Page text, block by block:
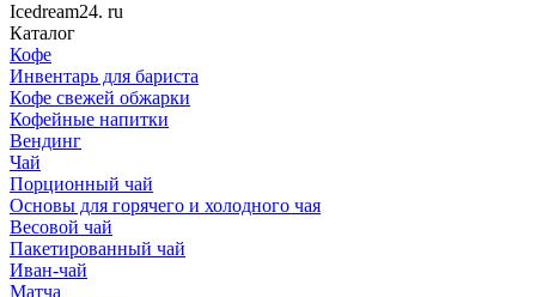
Icedream24. ru
Каталог
Кофе
Инвентарь для бариста
Кофе свежей обжарки
Кофейные напитки
Вендинг
Чай
Порционный чай
Основы для горячего и холодного чая
Весовой чай
Пакетированный чай
Иван-чай
Матча